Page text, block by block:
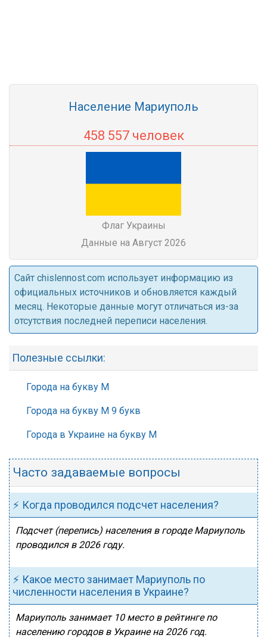
Население Мариуполь
458 557 человек
Флаг Украины
Данные на Август 2026
Cайт chislennost.com использует информацию из
официальных источников и обновляется каждый
месяц. Некоторые данные могут отличаться из-за
отсутствия последней переписи населения.
Полезные ссылки:
Города на букву М
Города на букву М 9 букв
Города в Украине на букву М
Часто задаваемые вопросы
⚡ Когда проводился подсчет населения?
Подсчет (перепись) населения в городе Мариуполь
проводился в 2026 году.
⚡ Какое место занимает Мариуполь по
численности населения в Украине?
Мариуполь занимает 10 место в рейтинге по
населению городов в Украине на 2026 год.